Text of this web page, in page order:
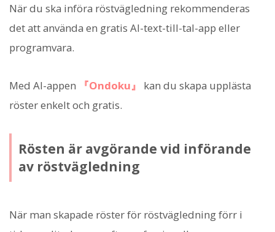
När du ska införa röstvägledning rekommenderas
det att använda en gratis AI-text-till-tal-app eller
programvara.
Med AI-appen 『Ondoku』
kan du skapa upplästa
röster enkelt och gratis.
Rösten är avgörande vid införande
av röstvägledning
När man skapade röster för röstvägledning förr i